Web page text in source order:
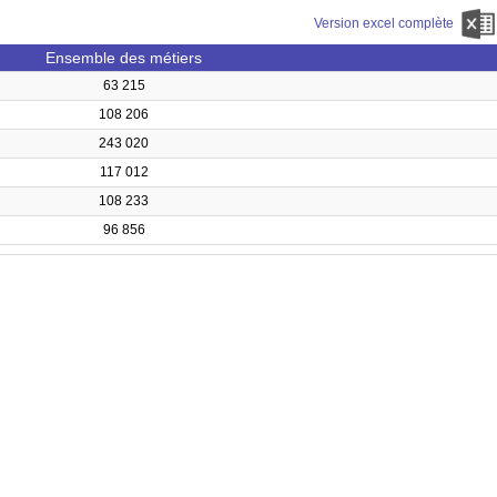
Version excel complète
Ensemble des métiers
63 215
108 206
243 020
117 012
108 233
96 856